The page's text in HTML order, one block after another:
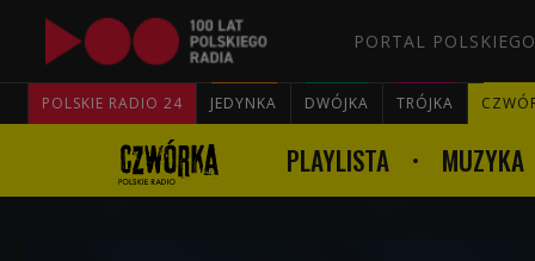
PORTAL
POLSKIE RADIO 24 JEDYNKA DWÓJKA TRÓJKA
PLAYLISTA MUZYKA